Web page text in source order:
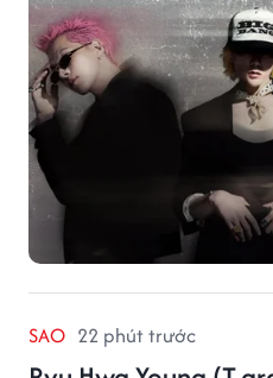
SAO 22 phút trước